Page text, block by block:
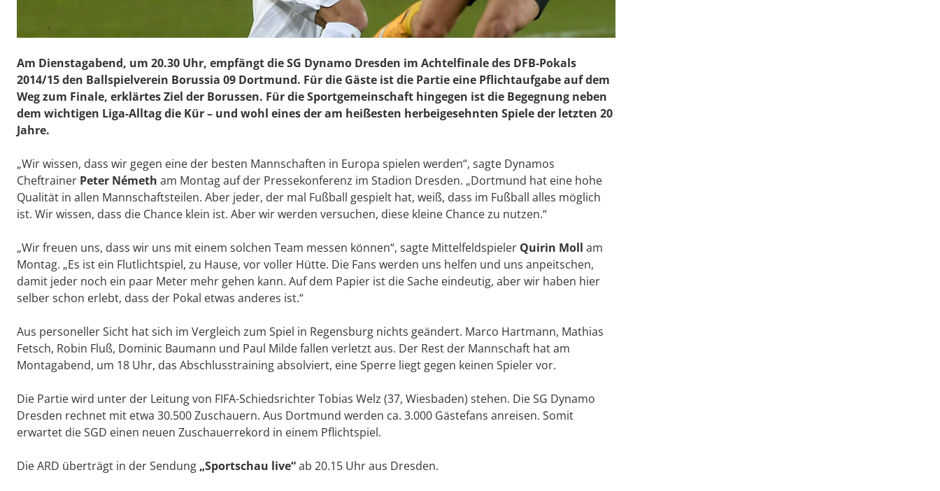
Am Dienstagabend, um 20.30 Uhr, empfängt die SG Dynamo Dresden im Achtelfinale des DFB-Pokals
2014/15 den Ballspielverein Borussia 09 Dortmund. Für die Gäste ist die Partie eine Pflichtaufgabe auf dem
Weg zum Finale, erklärtes Ziel der Borussen. Für die Sportgemeinschaft hingegen ist die Begegnung neben
dem wichtigen Liga-Alltag die Kür – und wohl eines der am heißesten herbeigesehnten Spiele der letzten 20
Jahre.
„Wir wissen, dass wir gegen eine der besten Mannschaften in Europa spielen werden“, sagte Dynamos
Cheftrainer Peter Németh am Montag auf der Pressekonferenz im Stadion Dresden. „Dortmund hat eine hohe
Qualität in allen Mannschaftsteilen. Aber jeder, der mal Fußball gespielt hat, weiß, dass im Fußball alles möglich
ist. Wir wissen, dass die Chance klein ist. Aber wir werden versuchen, diese kleine Chance zu nutzen.“
„Wir freuen uns, dass wir uns mit einem solchen Team messen können“, sagte Mittelfeldspieler Quirin Moll am
Montag. „Es ist ein Flutlichtspiel, zu Hause, vor voller Hütte. Die Fans werden uns helfen und uns anpeitschen,
damit jeder noch ein paar Meter mehr gehen kann. Auf dem Papier ist die Sache eindeutig, aber wir haben hier
selber schon erlebt, dass der Pokal etwas anderes ist.“
Aus personeller Sicht hat sich im Vergleich zum Spiel in Regensburg nichts geändert. Marco Hartmann, Mathias
Fetsch, Robin Fluß, Dominic Baumann und Paul Milde fallen verletzt aus. Der Rest der Mannschaft hat am
Montagabend, um 18 Uhr, das Abschlusstraining absolviert, eine Sperre liegt gegen keinen Spieler vor.
Die Partie wird unter der Leitung von FIFA-Schiedsrichter Tobias Welz (37, Wiesbaden) stehen. Die SG Dynamo
Dresden rechnet mit etwa 30.500 Zuschauern. Aus Dortmund werden ca. 3.000 Gästefans anreisen. Somit
erwartet die SGD einen neuen Zuschauerrekord in einem Pflichtspiel.
Die ARD überträgt in der Sendung „Sportschau live“ab 20.15 Uhr aus Dresden.